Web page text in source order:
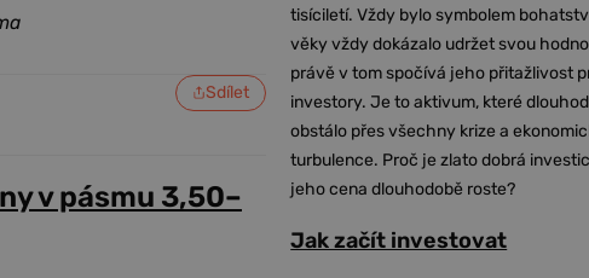
Sdílet
v pásmu 3,50–
tisíciletí. Vždy bylo symbolem
věky vždy dokázalo udržet svou
právě v tom spočívá jeho přitažlivost
investory. Je to aktivum, které
obstálo přes všechny krize a
turbulence. Proč je zlato dobrá
jeho cena dlouhodobě roste?
Jak začít investovat